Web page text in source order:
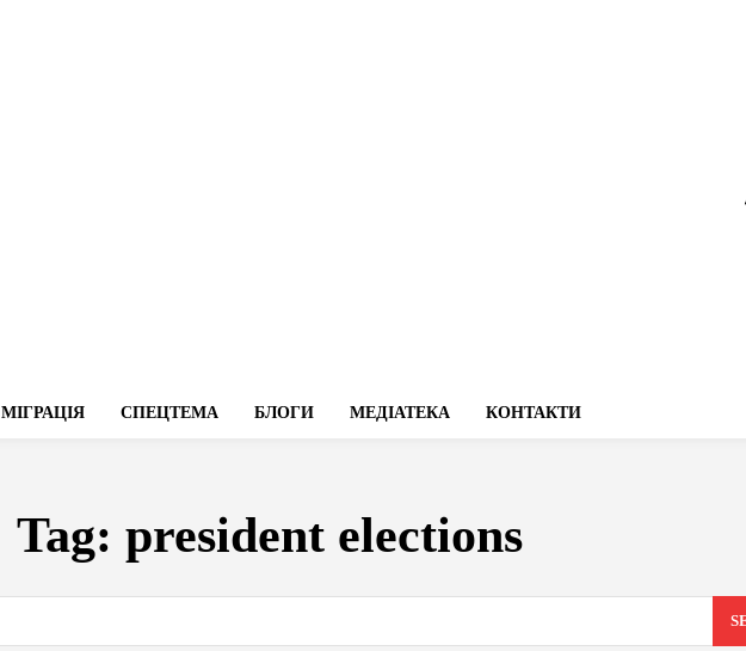
МІГРАЦІЯ СПЕЦТЕМА БЛОГИ МЕДІАТЕКА КОНТАКТИ
Tag: president elections